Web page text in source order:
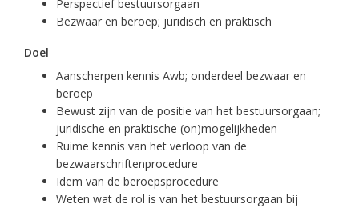
Perspectief bestuursorgaan
Bezwaar en beroep; juridisch en praktisch
Doel
Aanscherpen kennis Awb; onderdeel bezwaar en
beroep
Bewust zijn van de positie van het bestuursorgaan;
juridische en praktische (on)mogelijkheden
Ruime kennis van het verloop van de
bezwaarschriftenprocedure
Idem van de beroepsprocedure
Weten wat de rol is van het bestuursorgaan bij